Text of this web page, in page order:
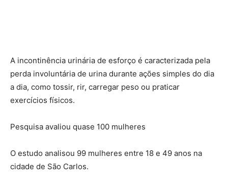
A incontinência urinária de esforço é caracterizada pela
perda involuntária de urina durante ações simples do dia
a dia, como tossir, rir, carregar peso ou praticar
exercícios físicos.
Pesquisa avaliou quase 100 mulheres
O estudo analisou 99 mulheres entre 18 e 49 anos na
cidade de São Carlos.